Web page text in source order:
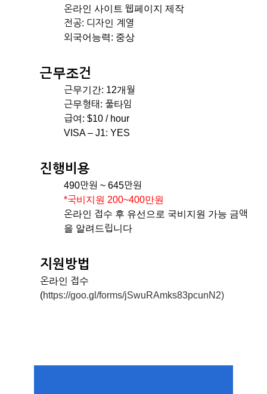
온라인 사이트 웹페이지 제작
전공: 디자인 계열
외국어능력: 중상
근무조건
근무기간: 12개월
근무형태: 풀타임
급여: $10 / hour
VISA – J1: YES
진행비용
490만원 ~ 645만원
*국비지원 200~400만원
온라인 접수 후 유선으로 국비지원 가능 금액
을 알려드립니다
지원방법
온라인 접수
(https://goo.gl/forms/jSwuRAmks83pcunN2)